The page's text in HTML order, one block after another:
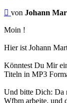
Beitrag
von Johann
Moin !
Hier ist Johann
Könntest Du Mir
Titeln in MP3
Und bitte Dich: Da
Wfbm arbeite, und